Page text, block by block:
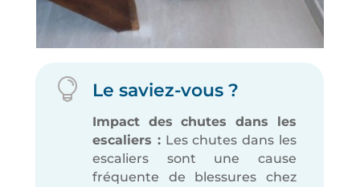
 Le saviez-vous ?
Impact des chutes dans les
escaliers :Les chutes dans les
escaliers sont une cause
fréquente de blessures chez